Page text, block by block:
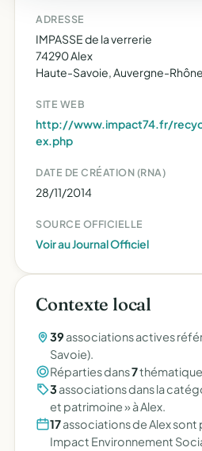
ADRESSE
IMPASSE de la verrerie
74290 Alex
Haute-Savoie, Auvergne-
SITE WEB
http://www.impact74.fr/
ex.php
DATE DE CRÉATION (RNA)
28/11/2014
SOURCE OFFICIELLE
Voir au Journal Officiel
Contexte local
39 associations actives
Savoie).
Réparties dans7
3associations dans la
et patrimoine » à Alex.
17associations de Alex sont
Impact Environnement